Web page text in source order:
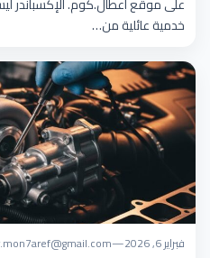
خدمية عائلية من…
فبراير 6, 2026 —